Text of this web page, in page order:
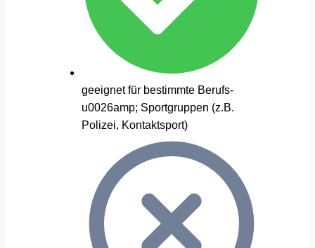
geeignet für bestimmte Berufs-
u0026amp; Sportgruppen (z.B.
Polizei, Kontaktsport)